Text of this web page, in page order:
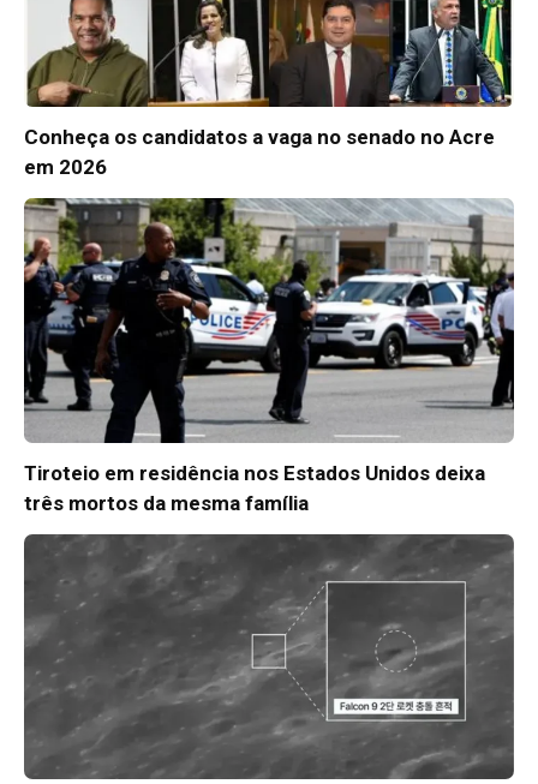
Conheça os candidatos a vaga no senado no Acre
em 2026
Tiroteio em residência nos Estados Unidos deixa
três mortos da mesma família